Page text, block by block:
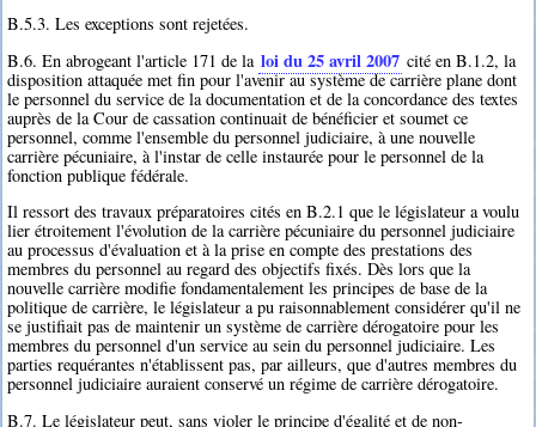
B.5.3. Les exceptions sont rejetées.
B.6. En abrogeant l'article 171 de la loi du 25 avril 2007 cité en B.1.2, la
disposition attaquée met fin pour l'avenir au système de carrière plane dont
le personnel du service de la documentation et de la concordance des textes
auprès de la Cour de cassation continuait de bénéficier et soumet ce
personnel, comme l'ensemble du personnel judiciaire, à une nouvelle
carrière pécuniaire, à l'instar de celle instaurée pour le personnel de la
fonction publique fédérale.
Il ressort des travaux préparatoires cités en B.2.1 que le législateur a voulu
lier étroitement l'évolution de la carrière pécuniaire du personnel judiciaire
au processus d'évaluation et à la prise en compte des prestations des
membres du personnel au regard des objectifs fixés. Dès lors que la
nouvelle carrière modifie fondamentalement les principes de base de la
politique de carrière, le législateur a pu raisonnablement considérer qu'il ne
se justifiait pas de maintenir un système de carrière dérogatoire pour les
membres du personnel d'un service au sein du personnel judiciaire. Les
parties requérantes n'établissent pas, par ailleurs, que d'autres membres du
personnel judiciaire auraient conservé un régime de carrière dérogatoire.
B.7. Le législateur peut, sans violer le principe d'égalité et de non-